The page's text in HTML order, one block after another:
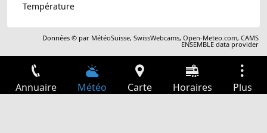
Température
Données © par MétéoSuisse,SwissWebcams,Open-Meteo.com,CAMS
ENSEMBLE data provider
Annuaire Météo Carte Horaires Plus